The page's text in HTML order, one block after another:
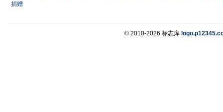
捐赠
© 2010-2026 标志库